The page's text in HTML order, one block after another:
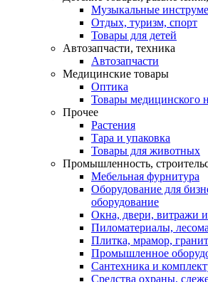
Музыкальные
Отдых, туризм, спорт
Товары для детей
Автозапчасти, техника
Автозапчасти
Медицинские товары
Оптика
Товары медицинского
Прочее
Растения
Тара и упаковка
Товары для животных
Промышленность,
Мебельная фурнитура
Оборудование для
оборудование
Окна, двери, витражи
Пиломатериалы,
Плитка, мрамор, гранит
Промышленное
Сантехника и
Средства охраны,